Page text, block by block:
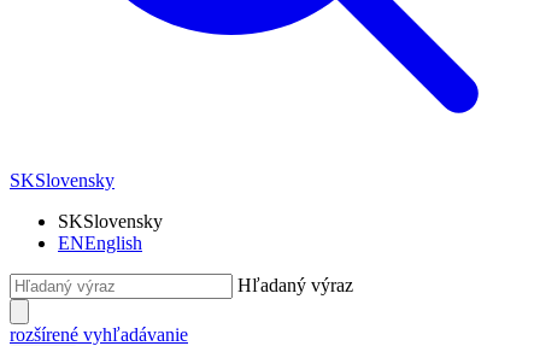
SKSlovensky
SKSlovensky
ENEnglish
Hľadaný výraz
rozšírené vyhľadávanie